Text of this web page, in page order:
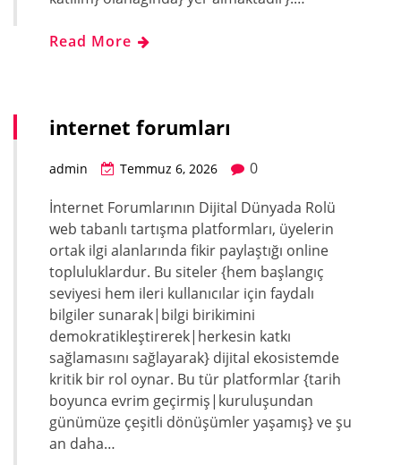
Read More
internet forumları
admin Temmuz 6, 2026
0
İnternet Forumlarının Dijital Dünyada Rolü
web tabanlı tartışma platformları, üyelerin
ortak ilgi alanlarında fikir paylaştığı online
topluluklardur. Bu siteler {hem başlangıç
seviyesi hem ileri kullanıcılar için faydalı
bilgiler sunarak|bilgi birikimini
demokratikleştirerek|herkesin katkı
sağlamasını sağlayarak} dijital ekosistemde
kritik bir rol oynar. Bu tür platformlar {tarih
boyunca evrim geçirmiş|kuruluşundan
günümüze çeşitli dönüşümler yaşamış} ve şu
an daha…